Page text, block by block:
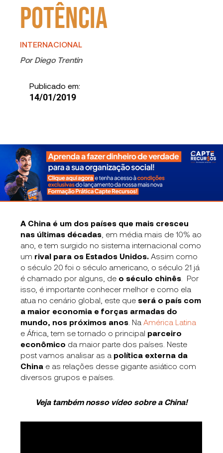
potência
INTERNACIONAL
Por Diego Trentin
Publicado em:
14/01/2019
A China é um dos países que mais cresceu
nas últimas décadas , em média mais de 10% ao
ano, e tem surgido no sistema internacional como
um rival para os Estados Unidos. Assim como
o século 20 foi o século americano, o século 21 já
é chamado por alguns, de o século chinês . Por
isso, é importante conhecer melhor e como ela
atua no cenário global, este que será o país com
a maior economia e forças armadas do
mundo, nos próximos anos . NaAmérica Latina
e África, tem se tornado o principal parceiro
econômico da maior parte dos países. Neste
post vamos analisar as a política externa da
China e as relações desse gigante asiático com
diversos grupos e países.
Veja também nosso vídeo sobre a China!